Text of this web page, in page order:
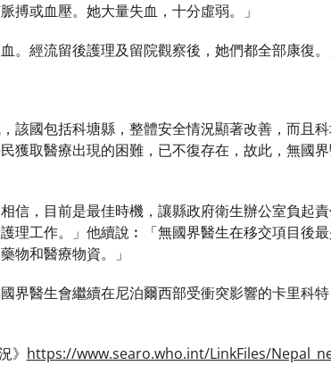
搏或血壓。她大量失血，十分虛弱。」
經流留後護理及留院觀察後，她們都全部康復。
該國包括科塘縣，整體安全情況顯著改善，而且
獲取醫療出現的困難，已不復存在，故此，無國
信，目前是最佳時機，讓縣政府衛生辦公室負起
理工作。」他續說︰「無國界醫生在移交項目後
物和醫療物資。」
界醫生會繼續在尼泊爾西部受衝突影響的卡里科
》 https://www.searo.who.int/LinkFiles/